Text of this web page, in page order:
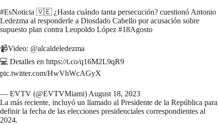
#EsNoticia 🇻🇪 ¿Hasta cuándo tanta persecución? cuestionó Antonio
Ledezma al responderle a Diosdado Cabello por acusación sobre
supuesto plan contra Leopoldo López #18Agosto
📹Video: @alcaldeledezma
💻 Detalles en https://t.co/q16M2L9qR9
pic.twitter.com/HwVhWcAGyX
— EVTV (@EVTVMiami) August 18, 2023
La más reciente, incluyó un llamado al Presidente de la República para
definir la fecha de las elecciones presidenciales correspondientes al
2024.